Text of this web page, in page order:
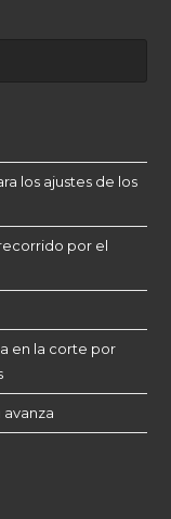
los ajustes de los
por el
en la corte por